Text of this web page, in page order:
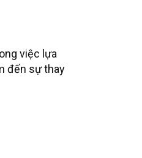
việc lựa
đến sự thay